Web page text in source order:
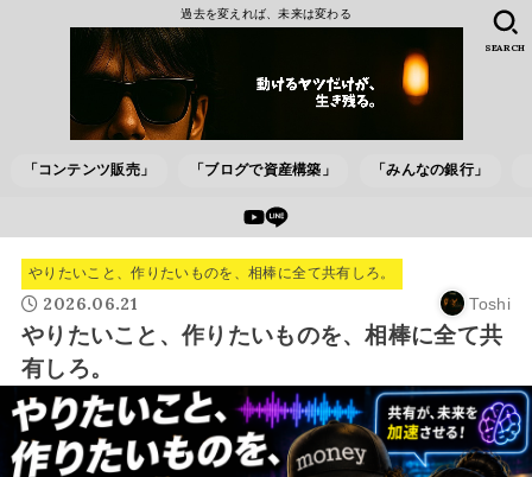
過去を変えれば、未来は変わる
「コンテンツ販売」 「ブログで資産構築」 「みんなの銀行」
SEARCH
やりたいこと、作りたいものを、相棒に全て共有しろ。
2026.06.21 Toshi
やりたいこと、作りたいものを、相棒に全て共
有しろ。